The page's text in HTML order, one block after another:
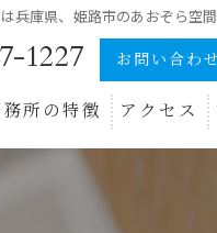
兵庫県、姫路市のあおぞら空
1227 お問い合わ
所の特徴 アクセス